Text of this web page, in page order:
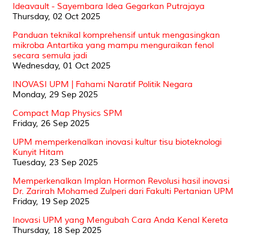
Ideavault - Sayembara Idea Gegarkan Putrajaya
Thursday, 02 Oct 2025
Panduan teknikal komprehensif untuk mengasingkan
mikroba Antartika yang mampu menguraikan fenol
secara semula jadi
Wednesday, 01 Oct 2025
INOVASI UPM | Fahami Naratif Politik Negara
Monday, 29 Sep 2025
Compact Map Physics SPM
Friday, 26 Sep 2025
UPM memperkenalkan inovasi kultur tisu bioteknologi
Kunyit Hitam
Tuesday, 23 Sep 2025
Memperkenalkan Implan Hormon Revolusi hasil inovasi
Dr. Zarirah Mohamed Zulperi dari Fakulti Pertanian UPM
Friday, 19 Sep 2025
Inovasi UPM yang Mengubah Cara Anda Kenal Kereta
Thursday, 18 Sep 2025